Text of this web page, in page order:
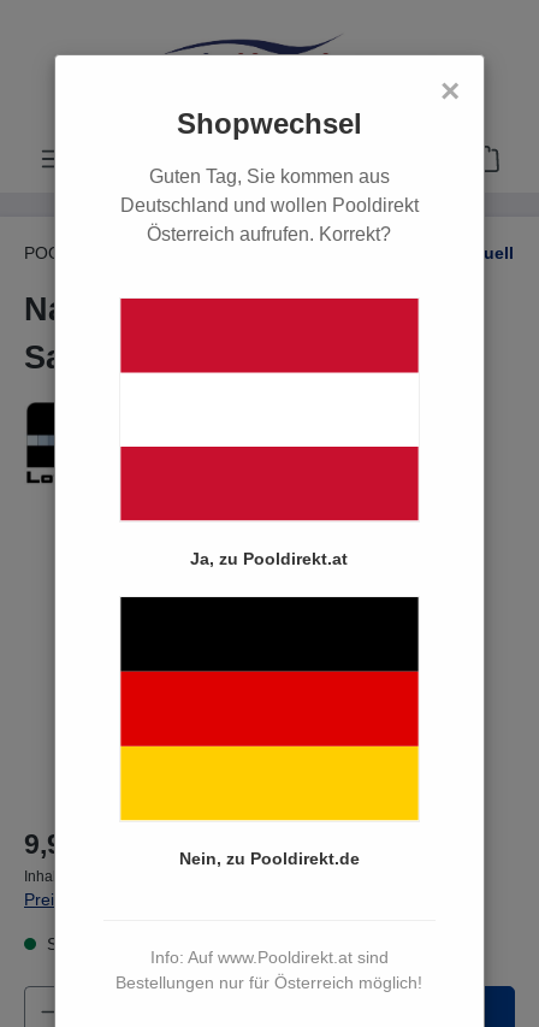
×
Shopwechsel
Guten Tag, Sie kommen aus
Deutschland und wollen Pooldirekt
Österreich aufrufen. Korrekt?
Ja, zu Pooldirekt.at
Nein, zu Pooldirekt.de
Info: Auf www.Pooldirekt.at sind
Bestellungen nur für Österreich möglich!
POOL Pooltester manuell
Nachfüllpackung für
Sauerstoff und pH-Wert
9,90 €*
Inhalt:
Preise inkl. MwSt. zzgl. Versandkosten
Sofort versandfertig, Lieferzeit 3 bis 5 Werktage
Produkt Anzahl: Gib den gewünschten